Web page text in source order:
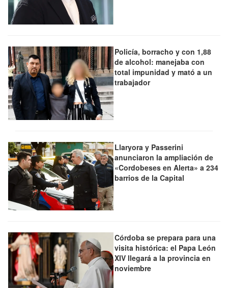
Policía, borracho y con 1,88
de alcohol: manejaba con
total impunidad y mató a un
trabajador
Llaryora y Passerini
anunciaron la ampliación de
«Cordobeses en Alerta» a 234
barrios de la Capital
Córdoba se prepara para una
visita histórica: el Papa León
XIV llegará a la provincia en
noviembre